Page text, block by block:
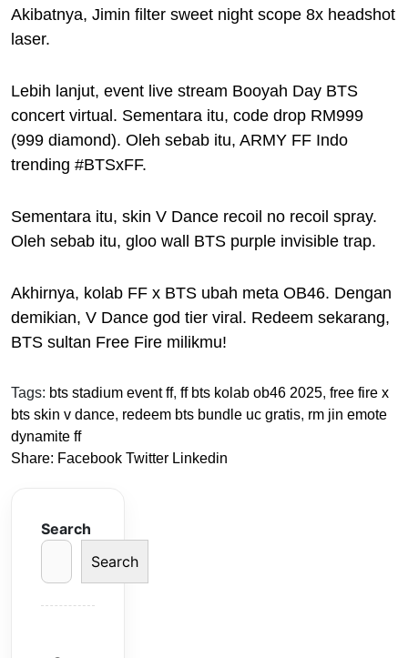
Akibatnya, Jimin filter sweet night scope 8x headshot
laser.
Lebih lanjut, event live stream Booyah Day BTS
concert virtual. Sementara itu, code drop RM999
(999 diamond). Oleh sebab itu, ARMY FF Indo
trending #BTSxFF.
Sementara itu, skin V Dance recoil no recoil spray.
Oleh sebab itu, gloo wall BTS purple invisible trap.
Akhirnya, kolab FF x BTS ubah meta OB46. Dengan
demikian, V Dance god tier viral. Redeem sekarang,
BTS sultan Free Fire milikmu!
Tags: bts stadium event ff, ff bts kolab ob46 2025, free fire x
bts skin v dance, redeem bts bundle uc gratis, rm jin emote
dynamite ff
Share: Facebook Twitter Linkedin
Search
Search